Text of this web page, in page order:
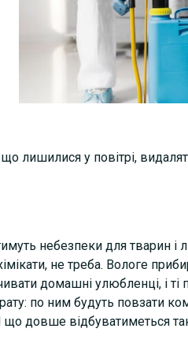
лишилися у повітрі,
небезпеки для тварин
не треба. Вологе
домашні улюбленці, і ті
по ним будуть повзати
що довше відбуватиметься